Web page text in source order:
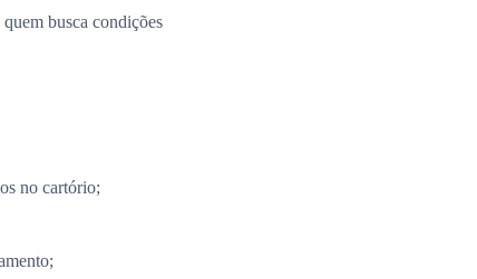
busca condições
no cartório;